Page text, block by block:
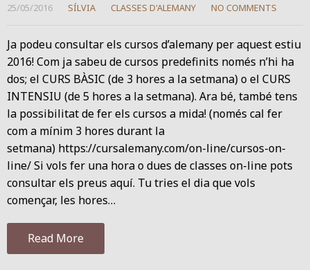
25/05/2016 SÍLVIA CLASSES D'ALEMANY NO COMMENTS
Ja podeu consultar els cursos d’alemany per aquest estiu
2016! Com ja sabeu de cursos predefinits només n’hi ha
dos; el CURS BÀSIC (de 3 hores a la setmana) o el CURS
INTENSIU (de 5 hores a la setmana). Ara bé, també tens
la possibilitat de fer els cursos a mida! (només cal fer
com a mínim 3 hores durant la
setmana) https://cursalemany.com/on-line/cursos-on-
line/ Si vols fer una hora o dues de classes on-line pots
consultar els preus aquí. Tu tries el dia que vols
començar, les hores…
Read More